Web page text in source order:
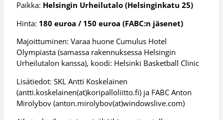
Paikka: Helsingin Urheilutalo (Helsinginkatu 25)
Hinta: 180 euroa / 150 euroa (FABC:n jäsenet)
Majoittuminen: Varaa huone Cumulus Hotel
Olympiasta (samassa rakennuksessa Helsingin
Urheilutalon kanssa), koodi: Helsinki Basketball Clinic
Lisätiedot: SKL Antti Koskelainen
(antti.koskelainen(at)koripalloliitto.fi) ja FABC Anton
Mirolybov (anton.mirolybov(at)windowslive.com)